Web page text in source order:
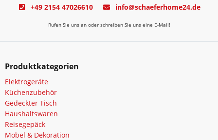
+49 2154 47026610 info@schaeferhome24.de
Rufen Sie uns an oder schreiben Sie uns eine E-Mail!
Produktkategorien
Elektrogeräte
Küchenzubehör
Gedeckter Tisch
Haushaltswaren
Reisegepäck
Möbel & Dekoration